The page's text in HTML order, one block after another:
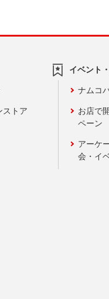
ストア
イベント
ナムコ
お店で
ペーン
アーケ
会・イ